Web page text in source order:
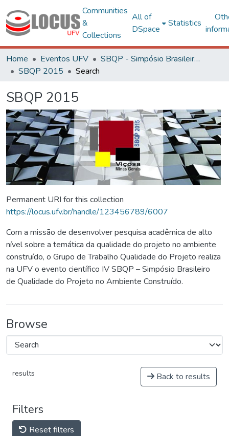
Communities
&
Collections
All of
DSpace
Statistics
Home Eventos UFV
SBQP - Simpósio Brasileiro de Qualidade do Projeto no Ambiente Construído
SBQP 2015
Search
SBQP 2015
Permanent URI for this collection
https://locus.ufv.br/handle/123456789/6007
Com a missão de desenvolver pesquisa acadêmica de alto
nível sobre a temática da qualidade do projeto no ambiente
construído, o Grupo de Trabalho Qualidade do Projeto realiza
na UFV o evento científico IV SBQP – Simpósio Brasileiro
de Qualidade do Projeto no Ambiente Construído.
Browse
results Back to results
Filters
Reset filters